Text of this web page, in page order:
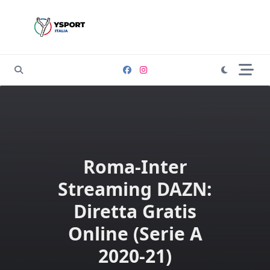
Roma-Inter
Streaming DAZN:
Diretta Gratis
Online (Serie A
2020-21)